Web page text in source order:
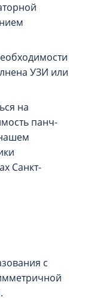
УЗИ или
на
панч-
Санкт-
с